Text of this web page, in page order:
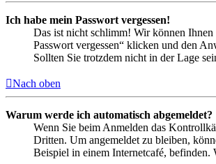
Ich habe mein Passwort vergessen!
Das ist nicht schlimm! Wir können Ihnen
Passwort vergessen“ klicken und den
Sollten Sie trotzdem nicht in der Lage
Nach oben
Warum werde ich automatisch abgemeldet?
Wenn Sie beim Anmelden das
Dritten. Um angemeldet zu bleiben,
Beispiel in einem Internetcafé,